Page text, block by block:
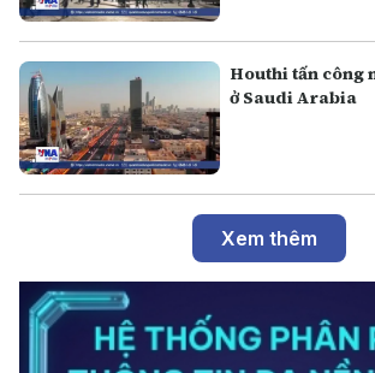
Houthi tấn công
ở Saudi Arabia
Xem thêm